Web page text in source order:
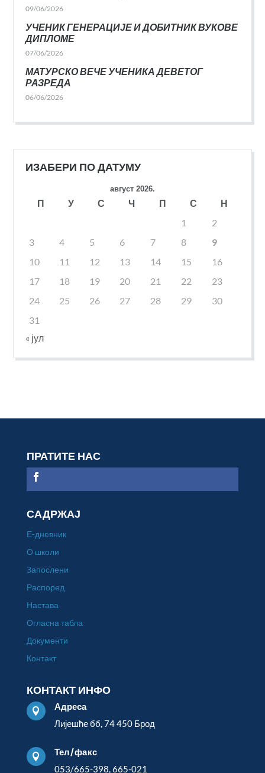
09/06/2026
УЧЕНИК ГЕНЕРАЦИЈЕ И ДОБИТНИК ВУКОВЕ
ДИПЛОМЕ
07/06/2026
МАТУРСКО ВЕЧЕ УЧЕНИКА ДЕВЕТОГ
РАЗРЕДА
06/06/2026
ИЗАБЕРИ ПО ДАТУМУ
август 2026.
П У С Ч П С
Н
1
2
3
4 5 6 7 8
9
10
11 12 13 14 15
16
17
18 19 20 21 22
23
24
25 26 27 28 29
30
31
« јул
ПРАТИТЕ НАС
САДРЖАЈ
Е-дневник
О школи
Запослени
Распоред
Настава
Огласна табла
Документи
Контакт
КОНТАКТ ИНФО

Адреса
Лијешће бб, 74 450 Брод

Тел/факс
053/665-398, 665-021